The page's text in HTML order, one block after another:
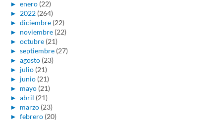
► enero (22)
► 2022 (264)
► diciembre (22)
► noviembre (22)
► octubre (21)
► septiembre (27)
► agosto (23)
► julio (21)
► junio (21)
► mayo (21)
► abril (21)
► marzo (23)
► febrero (20)